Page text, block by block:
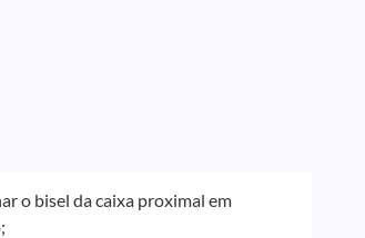
o bisel da caixa proximal em